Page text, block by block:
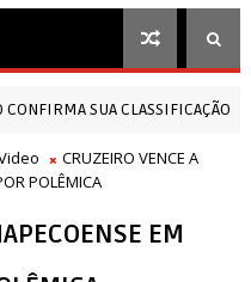
CLASSIFICAÇÃO NA COPA DO
CRUZEIRO VENCE A
POLÊMICA
EM